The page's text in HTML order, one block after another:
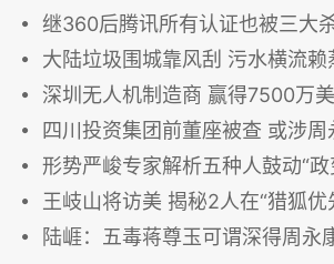
继360后腾讯所有认证也被三大杀
大陆垃圾围城靠风刮 污水横流赖
深圳无人机制造商 赢得7500万
四川投资集团前董座被查 或涉
形势严峻专家解析五种人鼓动“政
王岐山将访美 揭秘2人在“猎狐优
陆崕：五毒蒋尊玉可谓深得周永